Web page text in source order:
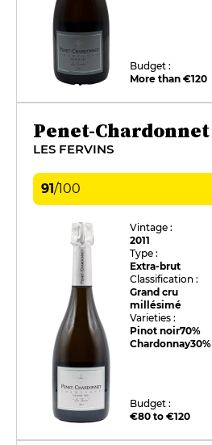
Budget :
More than €120
Penet-Chardonnet
LES FERVINS
91/100
Vintage :
2011
Type :
Extra-brut
Classification :
Grand cru
millésimé
Varieties :
Pinot noir70%
Chardonnay30%
Budget :
€80 to €120